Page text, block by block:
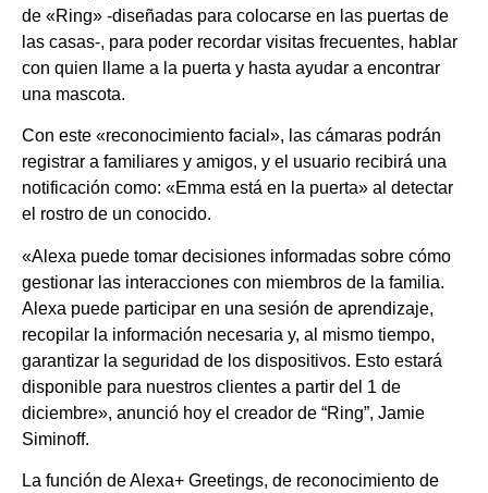
de «Ring» -diseñadas para colocarse en las puertas de
las casas-, para poder recordar visitas frecuentes, hablar
con quien llame a la puerta y hasta ayudar a encontrar
una mascota.
Con este «reconocimiento facial», las cámaras podrán
registrar a familiares y amigos, y el usuario recibirá una
notificación como: «Emma está en la puerta» al detectar
el rostro de un conocido.
«Alexa puede tomar decisiones informadas sobre cómo
gestionar las interacciones con miembros de la familia.
Alexa puede participar en una sesión de aprendizaje,
recopilar la información necesaria y, al mismo tiempo,
garantizar la seguridad de los dispositivos. Esto estará
disponible para nuestros clientes a partir del 1 de
diciembre», anunció hoy el creador de “Ring”, Jamie
Siminoff.
La función de Alexa+ Greetings, de reconocimiento de